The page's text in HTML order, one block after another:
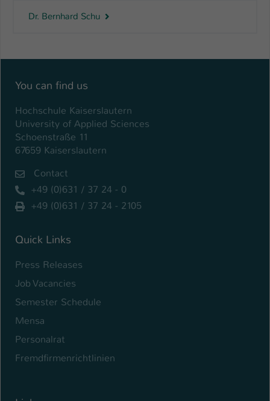
Dr. Bernhard Schu
You can find us
Hochschule Kaiserslautern
University of Applied Sciences
Schoenstraße 11
67659 Kaiserslautern
Contact
+49 (0)631 / 37 24 - 0
+49 (0)631 / 37 24 - 2105
Quick Links
Press Releases
Job Vacancies
Semester Schedule
Mensa
Personalrat
Fremdfirmenrichtlinien